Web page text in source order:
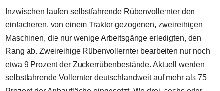
Inzwischen laufen selbstfahrende Rübenvollernter den
einfacheren, von einem Traktor gezogenen, zweireihigen
Maschinen, die nur wenige Arbeitsgänge erledigten, den
Rang ab. Zweireihige Rübenvollernter bearbeiten nur noch
etwa 9 Prozent der Zuckerrübenbestände. Aktuell werden
selbstfahrende Vollernter deutschlandweit auf mehr als 75